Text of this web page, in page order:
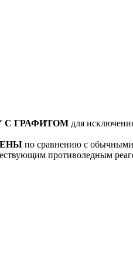
С ГРАФИТОМ для
по сравнению с обычными
противоледным